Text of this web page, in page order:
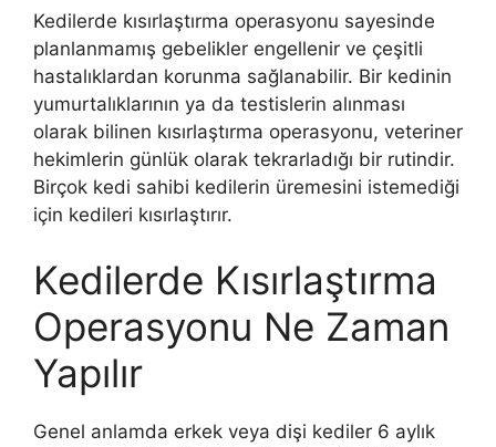
Kedilerde kısırlaştırma operasyonu sayesinde
planlanmamış gebelikler engellenir ve çeşitli
hastalıklardan korunma sağlanabilir. Bir kedinin
yumurtalıklarının ya da testislerin alınması
olarak bilinen kısırlaştırma operasyonu, veteriner
hekimlerin günlük olarak tekrarladığı bir rutindir.
Birçok kedi sahibi kedilerin üremesini istemediği
için kedileri kısırlaştırır.
Kedilerde Kısırlaştırma
Operasyonu Ne Zaman
Yapılır
Genel anlamda erkek veya dişi kediler 6 aylık